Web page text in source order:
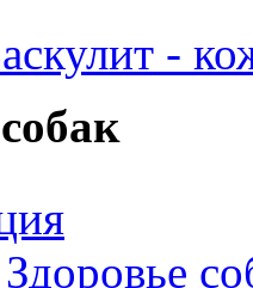
-
Здоровье